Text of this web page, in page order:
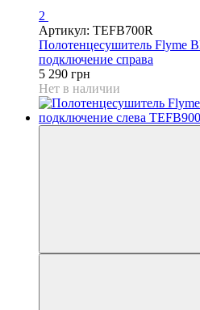
2
Артикул: TEFB700R
Полотенцесушитель Flyme
подключение справа
5 290 грн
Нет в наличии